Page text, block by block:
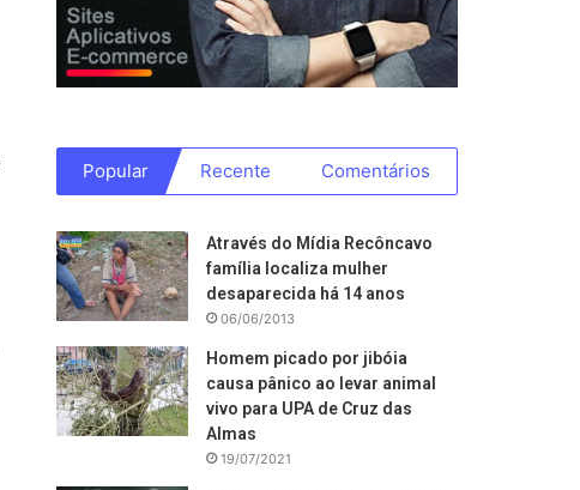
Popular Recente Comentários
Através do Mídia Recôncavo
família localiza mulher
desaparecida há 14 anos
06/06/2013
Homem picado por jibóia
causa pânico ao levar animal
vivo para UPA de Cruz das
Almas
19/07/2021